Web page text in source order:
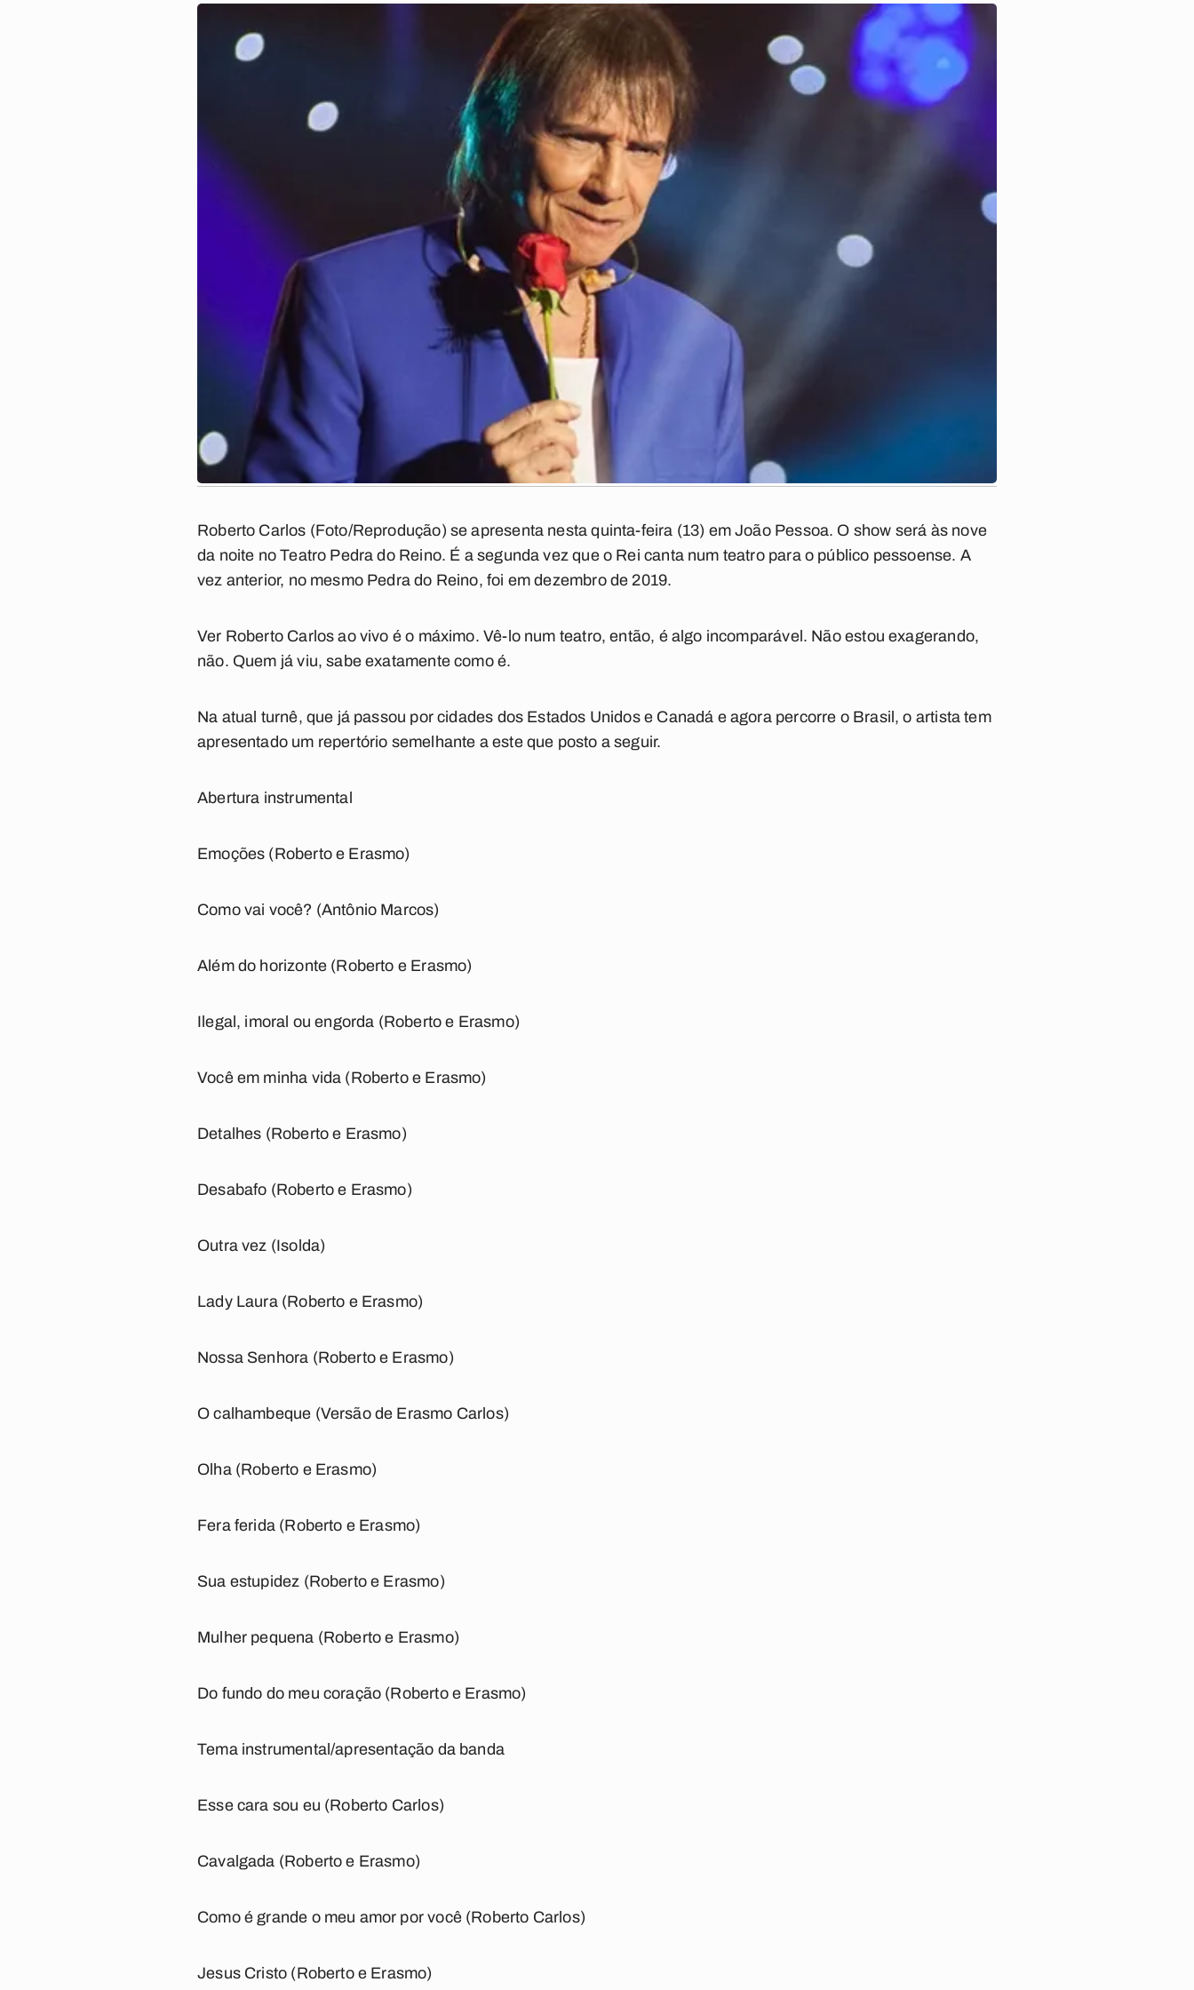
Roberto Carlos (Foto/Reprodução) se apresenta nesta quinta-feira (13) em João Pessoa. O show será às nove
da noite no Teatro Pedra do Reino. É a segunda vez que o Rei canta num teatro para o público pessoense. A
vez anterior, no mesmo Pedra do Reino, foi em dezembro de 2019.
Ver Roberto Carlos ao vivo é o máximo. Vê-lo num teatro, então, é algo incomparável. Não estou exagerando,
não. Quem já viu, sabe exatamente como é.
Na atual turnê, que já passou por cidades dos Estados Unidos e Canadá e agora percorre o Brasil, o artista tem
apresentado um repertório semelhante a este que posto a seguir.
Abertura instrumental
Emoções (Roberto e Erasmo)
Como vai você? (Antônio Marcos)
Além do horizonte (Roberto e Erasmo)
Ilegal, imoral ou engorda (Roberto e Erasmo)
Você em minha vida (Roberto e Erasmo)
Detalhes (Roberto e Erasmo)
Desabafo (Roberto e Erasmo)
Outra vez (Isolda)
Lady Laura (Roberto e Erasmo)
Nossa Senhora (Roberto e Erasmo)
O calhambeque (Versão de Erasmo Carlos)
Olha (Roberto e Erasmo)
Fera ferida (Roberto e Erasmo)
Sua estupidez (Roberto e Erasmo)
Mulher pequena (Roberto e Erasmo)
Do fundo do meu coração (Roberto e Erasmo)
Tema instrumental/apresentação da banda
Esse cara sou eu (Roberto Carlos)
Cavalgada (Roberto e Erasmo)
Como é grande o meu amor por você (Roberto Carlos)
Jesus Cristo (Roberto e Erasmo)